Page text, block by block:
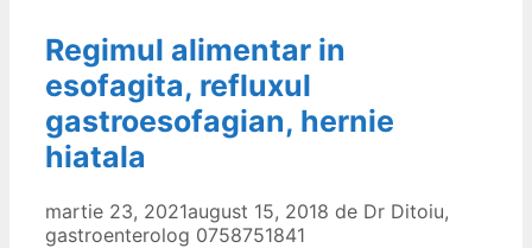
Regimul alimentar in
esofagita, refluxul
gastroesofagian, hernie
hiatala
martie 23, 2021august 15, 2018 de Dr Ditoiu,
gastroenterolog 0758751841